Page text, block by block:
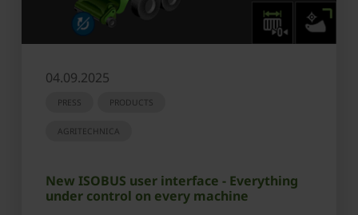
04.09.2025
PRESS PRODUCTS
AGRITECHNICA
New ISOBUS user interface - Everything
under control on every machine